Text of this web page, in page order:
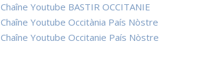
Chaîne Youtube BASTIR OCCITANIE
Chaîne Youtube Occitània País Nòstre
Chaîne Youtube Occitanie País Nòstre